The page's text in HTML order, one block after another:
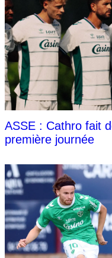
ASSE : Cathro fait
première journée